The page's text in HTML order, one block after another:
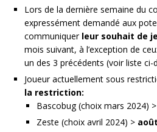
Lors de la dernière semaine du
expressément demandé aux
communiquer leur souhait de
mois suivant, à l’exception de
un des 3 précédents (voir liste ci-
Joueur actuellement sous
la restriction:
Bascobug (choix mars 2024) >
Zeste (choix avril 2024) >